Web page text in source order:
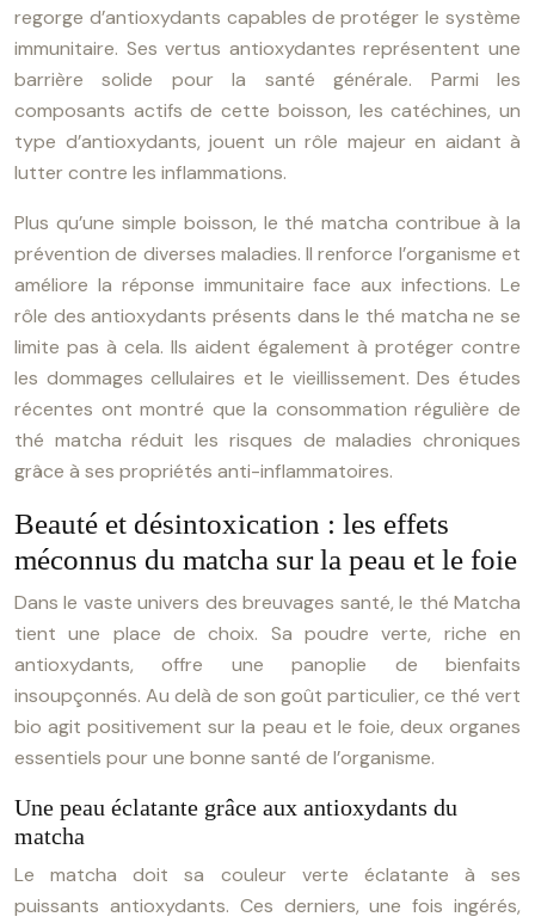
regorge d’antioxydants capables de protéger le système
immunitaire. Ses vertus antioxydantes représentent une
barrière solide pour la santé générale. Parmi les
composants actifs de cette boisson, les catéchines, un
type d’antioxydants, jouent un rôle majeur en aidant à
lutter contre les inflammations.
Plus qu’une simple boisson, le thé matcha contribue à la
prévention de diverses maladies. Il renforce l’organisme et
améliore la réponse immunitaire face aux infections. Le
rôle des antioxydants présents dans le thé matcha ne se
limite pas à cela. Ils aident également à protéger contre
les dommages cellulaires et le vieillissement. Des études
récentes ont montré que la consommation régulière de
thé matcha réduit les risques de maladies chroniques
grâce à ses propriétés anti-inflammatoires.
Beauté et désintoxication : les effets
méconnus du matcha sur la peau et le foie
Dans le vaste univers des breuvages santé, le thé Matcha
tient une place de choix. Sa poudre verte, riche en
antioxydants, offre une panoplie de bienfaits
insoupçonnés. Au delà de son goût particulier, ce thé vert
bio agit positivement sur la peau et le foie, deux organes
essentiels pour une bonne santé de l’organisme.
Une peau éclatante grâce aux antioxydants du
matcha
Le matcha doit sa couleur verte éclatante à ses
puissants antioxydants. Ces derniers, une fois ingérés,